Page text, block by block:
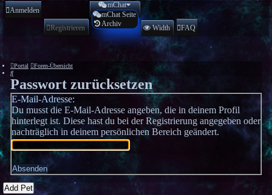
Anmelden
Registrieren
mChat
mChat Seite
Archiv
Width FAQ
Portal
Foren-Übersicht
Suche
Passwort zurücksetzen
E-Mail-Adresse:
Du musst die E-Mail-Adresse angeben, die in deinem Profil
hinterlegt ist. Diese hast du bei der Registrierung angegeben oder
nachträglich in deinem persönlichen Bereich geändert.
Add Pet